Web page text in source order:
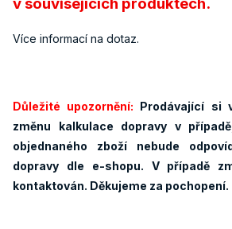
v souvisejících produktech.
Více informací na dotaz.
Důležité upozornění: Prodávající si
změnu kalkulace dopravy v
objednaného zboží nebude
dopravy dle e-shopu. V případě
kontaktován. Děkujeme za pochopení.